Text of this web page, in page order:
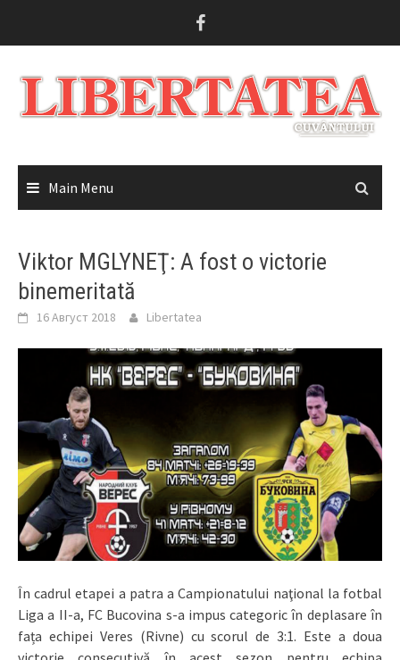
Main Menu
Viktor MGLYNEŢ: A fost o victorie
binemeritată
16 Август 2018 Libertatea
În cadrul etapei a patra a Campionatului naţional la fotbal
Liga a II-a, FC Bucovina s-a impus categoric în deplasare în
fața echipei Veres (Rivne) cu scorul de 3:1. Este a doua